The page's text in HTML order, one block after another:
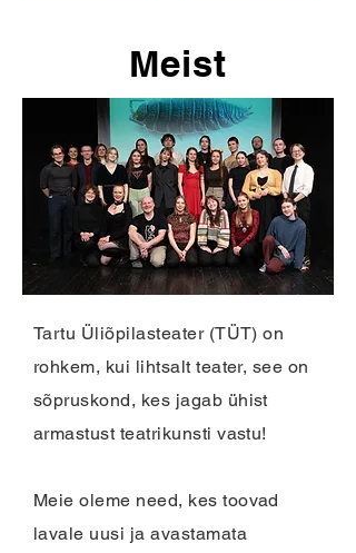
Meist
Tartu Üliõpilasteater (TÜT) on
rohkem, kui lihtsalt teater, see on
sõpruskond, kes jagab ühist
armastust teatrikunsti vastu!
Meie oleme need, kes toovad
lavale uusi ja avastamata